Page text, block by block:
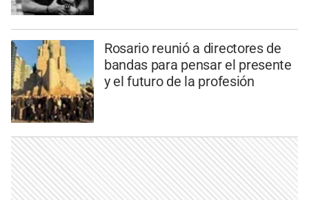
Rosario reunió a directores de
bandas para pensar el presente
y el futuro de la profesión